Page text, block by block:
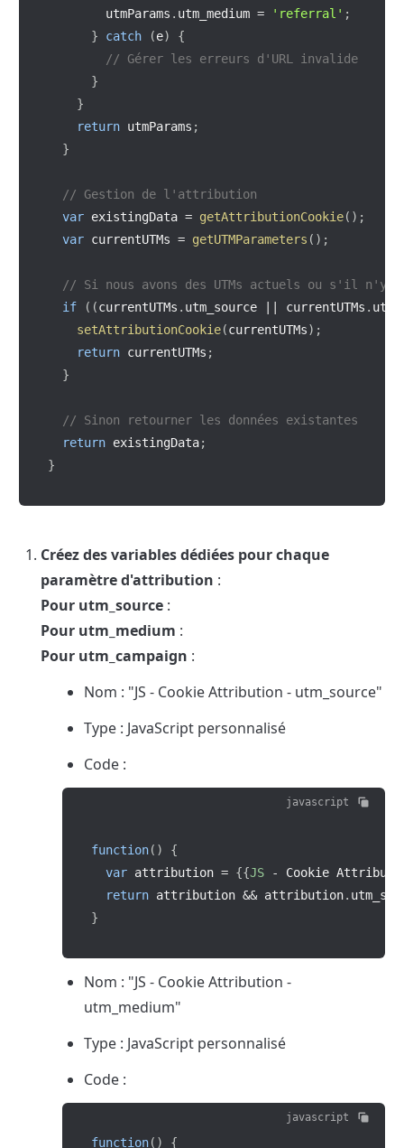
        utmParams
. utm_medium = 'referral' ;
}
catch (e)
{
// Gérer les erreurs d'URL invalide
}
}
return utmParams ;
}
// Gestion de l'attribution
var existingData = getAttributionCookie( ) ;
var currentUTMs = getUTMParameters ( ) ;
// Si nous avons des UTMs actuels ou s'il n'y a
if
( (currentUTMs . utm_source currentUTMs .
setAttributionCookie(currentUTMs) ;
return currentUTMs ;
}
// Sinon retourner les données existantes
return existingData;
}
Créez des variables dédiées pour chaque
paramètre d'attribution
Pour utm_source
Pour utm_medium
Pour utm_campaign :
Nom : "JS - Cookie Attribution - utm_source"
Type : JavaScript personnalisé
Code :
javascript
function( )
{
var attribution = {{JS -
Cookie
return attribution && attribution.
}
Nom : "JS - Cookie Attribution -
utm_medium"
Type : JavaScript personnalisé
Code :
javascript
function( ) {